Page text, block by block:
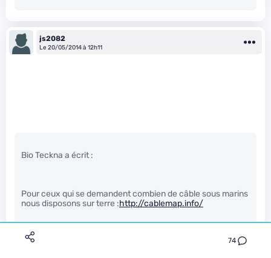
74
js2082
Le 20/05/2014 à 12h11
Bio Teckna a écrit :
Pour ceux qui se demandent combien de câble sous marins
nous disposons sur terre :http://cablemap.info/